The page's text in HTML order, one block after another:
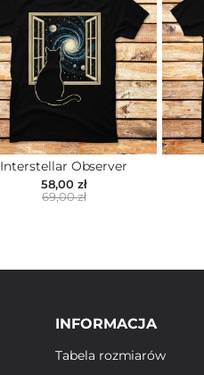
Interstellar Observer
58,00 zł
69,00 zł
INFORMACJA
Tabela rozmiarów